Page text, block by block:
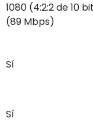
1080 (4:2:2 de 10
(89 Mbps)
Sí
Sí